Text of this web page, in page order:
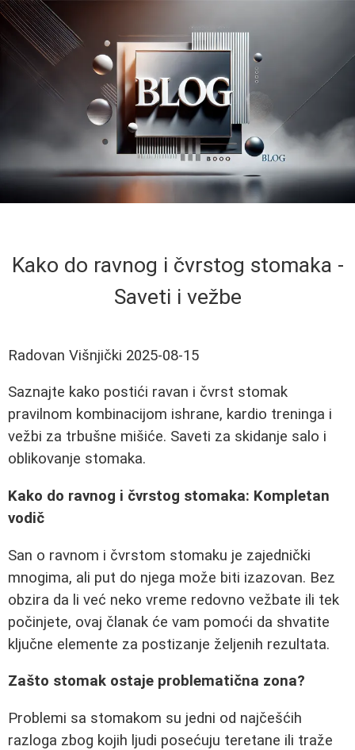
Kako do ravnog i čvrstog stomaka -
Saveti i vežbe
Radovan Višnjički 2025-08-15
Saznajte kako postići ravan i čvrst stomak
pravilnom kombinacijom ishrane, kardio treninga i
vežbi za trbušne mišiće. Saveti za skidanje salo i
oblikovanje stomaka.
Kako do ravnog i čvrstog stomaka: Kompletan
vodič
San o ravnom i čvrstom stomaku je zajednički
mnogima, ali put do njega može biti izazovan. Bez
obzira da li već neko vreme redovno vežbate ili tek
počinjete, ovaj članak će vam pomoći da shvatite
ključne elemente za postizanje željenih rezultata.
Zašto stomak ostaje problematična zona?
Problemi sa stomakom su jedni od najčešćih
razloga zbog kojih ljudi posećuju teretane ili traže